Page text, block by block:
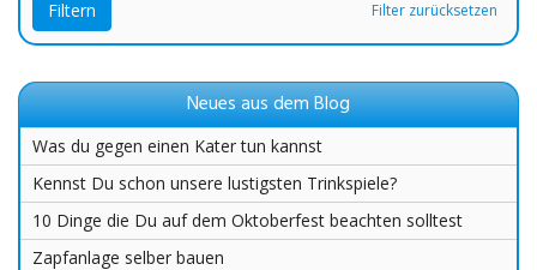
Filter zurücksetzen
Filtern
Neues aus dem Blog
Was du gegen einen Kater tun kannst
Kennst Du schon unsere lustigsten Trinkspiele?
10 Dinge die Du auf dem Oktoberfest beachten solltest
Zapfanlage selber bauen